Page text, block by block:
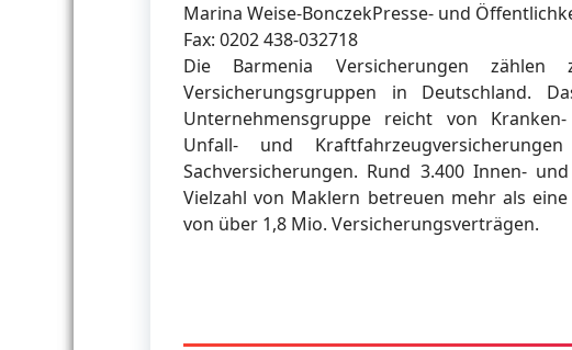
Marina Weise-BonczekPresse- und
Fax: 0202 438-032718
Die Barmenia Versicherungen
Versicherungsgruppen in Deutschland.
Unternehmensgruppe reicht von
Unfall- und
Sachversicherungen. Rund 3.400 Innen-
Vielzahl von Maklern betreuen mehr als
von über 1,8 Mio. Versicherungsverträgen.